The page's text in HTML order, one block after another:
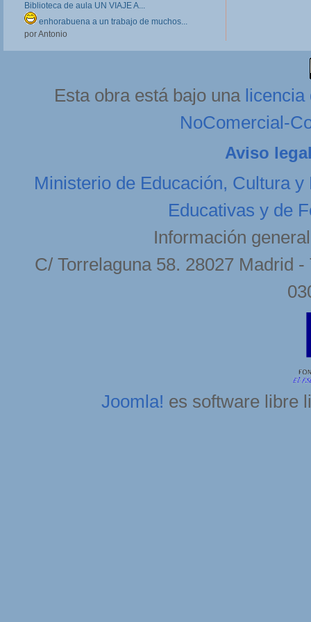
Biblioteca de aula UN VIAJE A...
enhorabuena a un trabajo de muchos...
por Antonio
Esta obra está bajo una licencia
NoComercial-
Aviso
Ministerio de Educación, Cultura y
Educativas y de
Información
C/ Torrelaguna 58. 28027 Madrid
Joomla! es software libre